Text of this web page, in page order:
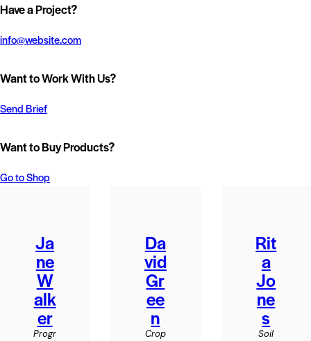
Have a Project?
info@website.com
Want to Work With Us?
Send Brief
Want to Buy Products?
Go to Shop
Ja
ne
W
alk
er
Progr
Da
vid
Gr
ee
n
Crop
Rit
a
Jo
ne
s
Soil